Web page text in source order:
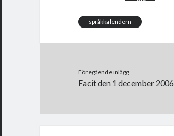
kr
språkkalendern
Föregående inlägg
Facit den 1 december 2006